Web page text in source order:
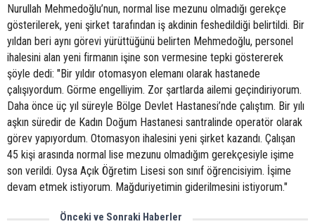
Nurullah Mehmedoğlu’nun, normal lise mezunu olmadığı gerekçe
gösterilerek, yeni şirket tarafından iş akdinin feshedildiği belirtildi. Bir
yıldan beri aynı görevi yürüttüğünü belirten Mehmedoğlu, personel
ihalesini alan yeni firmanın işine son vermesine tepki göstererek
şöyle dedi: "Bir yıldır otomasyon elemanı olarak hastanede
çalışıyordum. Görme engelliyim. Zor şartlarda ailemi geçindiriyorum.
Daha önce üç yıl süreyle Bölge Devlet Hastanesi’nde çalıştım. Bir yılı
aşkın süredir de Kadın Doğum Hastanesi santralinde operatör olarak
görev yapıyordum. Otomasyon ihalesini yeni şirket kazandı. Çalışan
45 kişi arasında normal lise mezunu olmadığım gerekçesiyle işime
son verildi. Oysa Açık Öğretim Lisesi son sınıf öğrencisiyim. İşime
devam etmek istiyorum. Mağduriyetimin giderilmesini istiyorum."
Önceki ve Sonraki Haberler